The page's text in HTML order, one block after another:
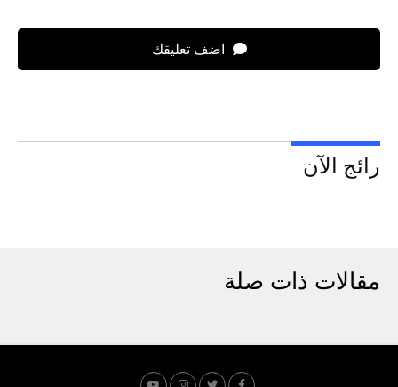
اضف تعليقك
رائج الآن
مقالات ذات صلة